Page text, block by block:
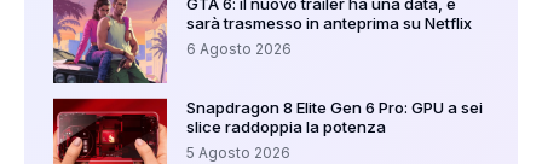
sarà trasmesso in anteprima su Netflix
6 Agosto 2026
Snapdragon 8 Elite Gen 6 Pro: GPU a sei
slice raddoppia la potenza
5 Agosto 2026